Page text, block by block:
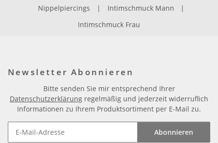
Nippelpiercings
| Intimschmuck Mann
|
Intimschmuck Frau
Newsletter Abonnieren
Bitte senden Sie mir entsprechend Ihrer
Datenschutzerklärung regelmäßig und jederzeit widerruflich
Informationen zu Ihrem Produktsortiment per E-Mail zu.
Abonnieren